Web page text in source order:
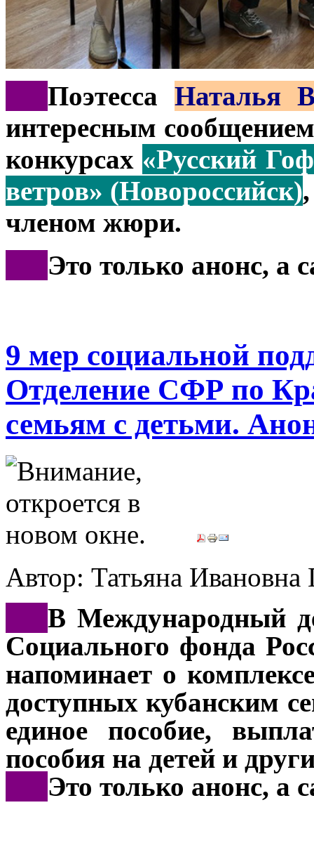
Поэтесса Наталья
интересным
конкурсах «Русский
ветров» (Новороссийск)
членом жюри.
Это только анонс, а
9 мер социальной
Отделение СФР по
семьям с детьми.
Автор: Татьяна
В Международный
Социального фонда
напоминает о
доступных кубанским
единое пособие,
пособия на детей и
Это только анонс, а